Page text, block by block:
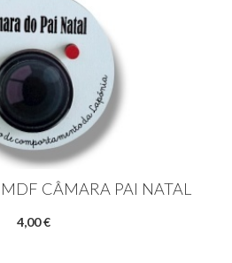
CÂMARA PAI NATAL
4,00 €